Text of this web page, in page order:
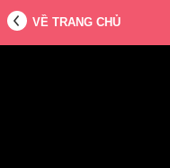
VỀ TRANG CHỦ